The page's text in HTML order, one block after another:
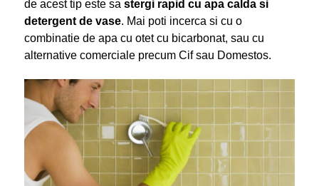
de acest tip este sa stergi rapid cu apa calda si
detergent de vase. Mai poti incerca si cu o
combinatie de apa cu otet cu bicarbonat, sau cu
alternative comerciale precum Cif sau Domestos.